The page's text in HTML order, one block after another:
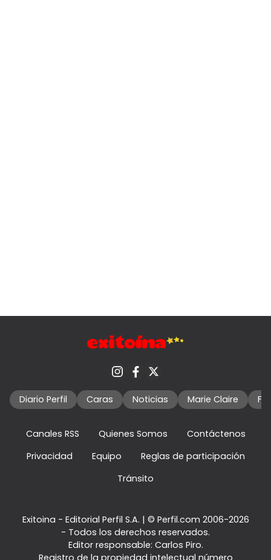
Diario Perfil Caras Noticias Marie Claire
Canales RSS Quienes Somos
Contáctenos
Privacidad
Equipo
Reglas de participación
Tránsito
Exitoina - Editorial Perfil S.A. | © Perfil.com 2006-2026
- Todos los derechos reservados.
Editor responsable: Carlos Piro.
Registro de la propiedad intelectual número